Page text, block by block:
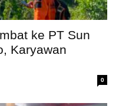
ke PT Sun
Karyawan
0